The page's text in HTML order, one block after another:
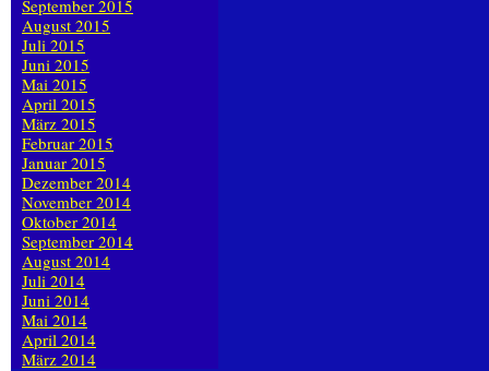
September 2015
August 2015
Juli 2015
Juni 2015
Mai 2015
April 2015
März 2015
Februar 2015
Januar 2015
Dezember 2014
November 2014
Oktober 2014
September 2014
August 2014
Juli 2014
Juni 2014
Mai 2014
April 2014
März 2014